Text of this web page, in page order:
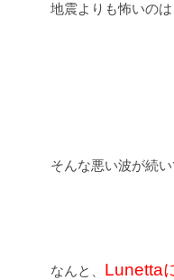
地震よりも怖いの
そんな悪い波が続
なんと、 Lunetta